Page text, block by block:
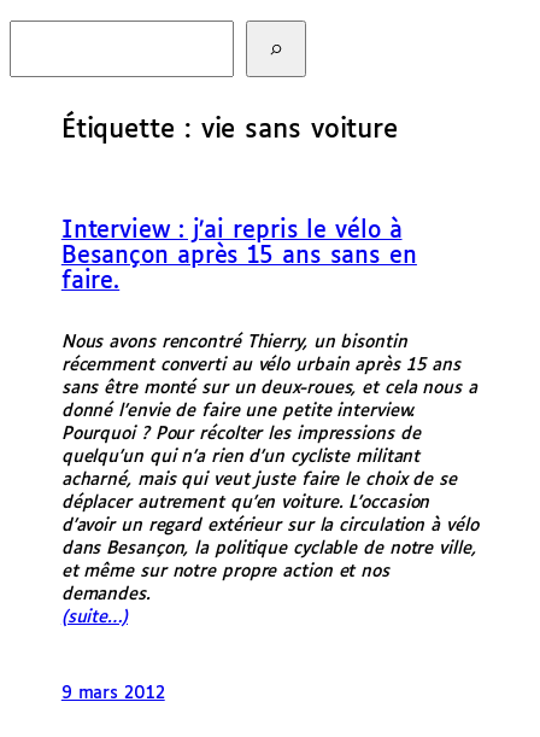
c
Étiquette : vie sans voiture
Interview : j’ai repris le vélo à
Besançon après 15 ans sans en
faire.
Nous avons rencontré Thierry, un bisontin
récemment converti au vélo urbain après 15 ans
sans être monté sur un deux-roues, et cela nous a
donné l’envie de faire une petite interview.
Pourquoi ? Pour récolter les impressions de
quelqu’un qui n’a rien d’un cycliste militant
acharné, mais qui veut juste faire le choix de se
déplacer autrement qu’en voiture. L’occasion
d’avoir un regard extérieur sur la circulation à vélo
dans Besançon, la politique cyclable de notre ville,
et même sur notre propre action et nos
demandes.
(suite…)
9 mars 2012